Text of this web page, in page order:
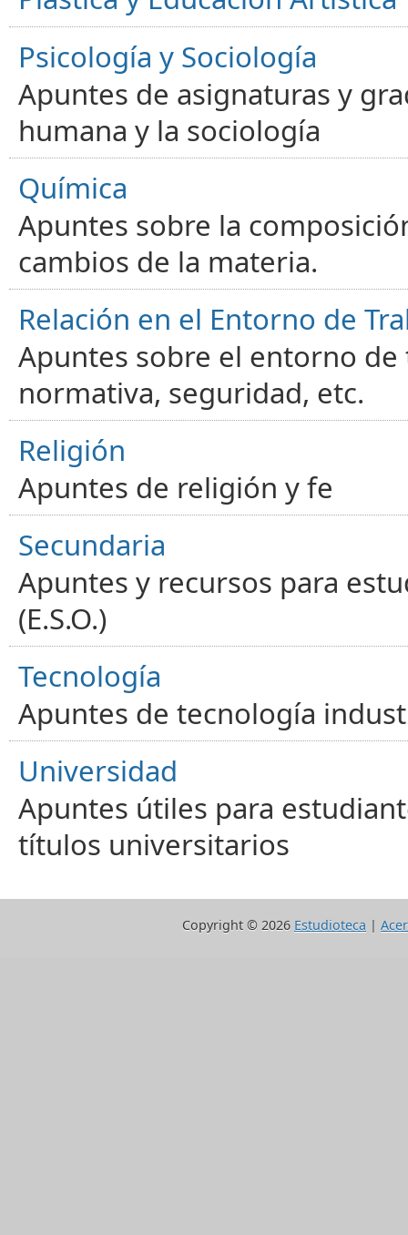
Psicología y Sociología
Apuntes de asignaturas y
humana y la sociología
Química
Apuntes sobre la
cambios de la materia.
Relación en el Entorno de
Apuntes sobre el entorno
normativa, seguridad, etc.
Religión
Apuntes de religión y fe
Secundaria
Apuntes y recursos para
(E.S.O.)
Tecnología
Apuntes de tecnología
Universidad
Apuntes útiles para
títulos universitarios
Copyright © 2026 Estudioteca |